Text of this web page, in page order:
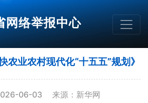
网络举报中心
农业农村现代化“十五五”规划》
06-03 来源：新华网